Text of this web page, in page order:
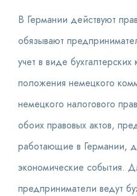
В Германии действуют
обязывают
учет в виде
положения немецкого
немецкого налогового
обоих правовых актов,
работающие в Германии,
экономические события.
предприниматели ведут